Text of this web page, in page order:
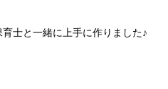
士と一緒に上手に作りました♪